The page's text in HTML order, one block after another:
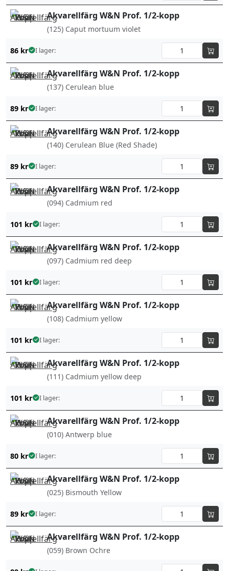
Akvarellfärg W&N Prof. 1/2-kopp
(125) Caput mortuum violet
86 kr I lager:
Akvarellfärg W&N Prof. 1/2-kopp
(137) Cerulean blue
89 kr I lager:
Akvarellfärg W&N Prof. 1/2-kopp
(140) Cerulean Blue (Red Shade)
89 kr I lager:
Akvarellfärg W&N Prof. 1/2-kopp
(094) Cadmium red
101 kr I lager:
Akvarellfärg W&N Prof. 1/2-kopp
(097) Cadmium red deep
101 kr I lager:
Akvarellfärg W&N Prof. 1/2-kopp
(108) Cadmium yellow
101 kr I lager:
Akvarellfärg W&N Prof. 1/2-kopp
(111) Cadmium yellow deep
101 kr I lager:
Akvarellfärg W&N Prof. 1/2-kopp
(010) Antwerp blue
80 kr I lager:
Akvarellfärg W&N Prof. 1/2-kopp
(025) Bismouth Yellow
89 kr I lager:
Akvarellfärg W&N Prof. 1/2-kopp
(059) Brown Ochre